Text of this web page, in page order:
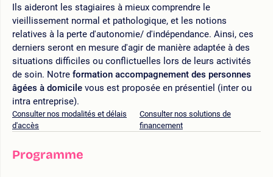
Ils aideront les stagiaires à mieux comprendre le
vieillissement normal et pathologique, et les notions
relatives à la perte d'autonomie/ d'indépendance. Ainsi, ces
derniers seront en mesure d'agir de manière adaptée à des
situations difficiles ou conflictuelles lors de leurs activités
de soin. Notre formation accompagnement des personnes
âgées à domicile vous est proposée en présentiel (inter ou
intra entreprise).
Consulter nos modalités et délais
d'accès
Consulter nos solutions de
financement
Programme